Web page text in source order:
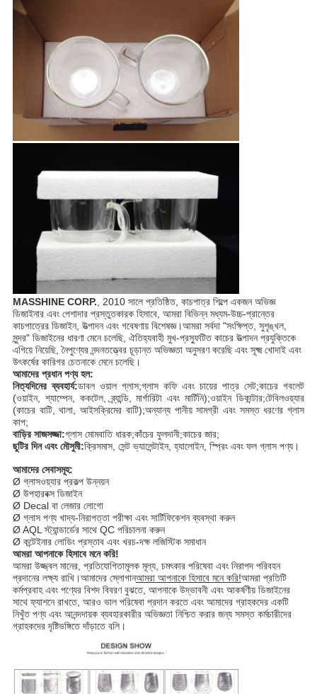
MASSHINE CORP. , 2010 সালে প্রতিষ্ঠিত, কাচপাত্র শিল্পে একজন অভিজ্ঞ
ডিজাইনার এবং পেশাদার প্রস্তুতকারক হিসাবে, আমরা বিভিন্ন মধ্যম-উচ্চ-প্রান্তের
কাচপাত্রের ডিজাইন, উত্পাদন এবং গবেষণায় বিশেষজ্ঞ।আমরা সর্বদা "সংক্ষিপ্ত, সুশৃঙ্খল,
সুন্দর" ডিজাইনের ধারণা মেনে চলেছি, ঐতিহ্যবাহী মুখ-প্রস্ফুটিত কাচের উত্পাদন প্রযুক্তিকে
এগিয়ে নিয়েছি, নৈপুণ্যের নন্দনতত্ত্বের চূড়ান্ত অভিজ্ঞতা অনুসরণ করেছি এবং সূক্ষ্ম খোদাই এবং
উৎকর্ষের কারিগর চেতনাকে মেনে চলেছি।
আমাদের প্রধান পণ্য হল:
নিত্যদিনের ব্যবহার্য:ডাবল ওয়াল গ্লাস;গ্লাস কফি এবং চায়ের পাত্র সেট;কাচের গবলেট
(ওয়াইন, শ্যাম্পেন, ককটেল, ব্র্যান্ডি, মার্গারিটা এবং মার্টিনি);ওয়াইন ডিকান্টার;টেবিলওয়্যার
(কাচের বাটি, থালা, আইসক্রিমের বাটি);অন্যান্য পানীয় সামগ্রী এবং সমস্ত ধরণের গ্লাস
কাপ;
বাড়ির সাজসজ্জা:গ্লাস মোমবাতি ধারক;কাঁচের ফুলদানী;কাচের জার;
ছুটির দিন এবং মৌসুমী:ক্রিসমাস, সেন্ট ভ্যালেন্টাইন, হ্যালোইন, স্প্রিং এবং ফল গ্লাস পণ্য।
আমাদের সেবাসমূহ:
Ø গ্লাসওয়্যার প্রকল্প উন্নয়ন
Ø উপহারবক্স ডিজাইন
Ø Decal বা লেজার লোগো
Ø গ্লাস পণ্য খাদ্য-নিরাপত্তা পরীক্ষা এবং সার্টিফিকেশন ব্যবস্থা করুন
Ø AQL স্ট্যান্ডার্ডের সাথে QC পরিচালনা করুন
Ø কন্টেইনার লোডিং প্রস্তাব এবং খরচ-দক্ষ লজিস্টিক সমাধান
আমরা আপনাকে হিসাবে মনে করি!
আমরা উজ্জ্বল মানের, প্রতিযোগিতামূলক মূল্য, চমৎকার পরিষেবা এবং নিরাপদ পরিবহন
প্রদানের লক্ষ্য রাখি।আমাদের স্লোগানআমরা আপনাকে হিসাবে মনে করি!আমরা প্রতিটি
কর্মপ্রবাহ এবং পণ্যের বিশদ বিবরণ বুঝতে, আপনাকে উদ্ভাবনী এবং আকর্ষণীয় ডিজাইনের
সাথে ফ্যাশনে রাখতে, আরও ভাল পরিষেবা প্রদান করতে এবং আমাদের গ্রাহকদের একটি
নিখুঁত পণ্য এবং আনন্দদায়ক ব্যবহারকারীর অভিজ্ঞতা নিশ্চিত করার জন্য সমস্ত কর্মচারীদের
গ্রাহকদের দৃষ্টিভঙ্গিতে দাঁড়াতে বলি।